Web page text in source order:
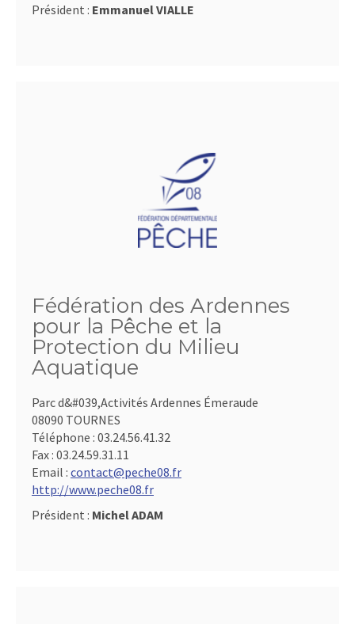
Président : Emmanuel VIALLE
Fédération des Ardennes
pour la Pêche et la
Protection du Milieu
Aquatique
Parc d&#039,Activités Ardennes Émeraude
08090 TOURNES
Téléphone : 03.24.56.41.32
Fax : 03.24.59.31.11
Email : contact@peche08.fr
http://www.peche08.fr
Président : Michel ADAM